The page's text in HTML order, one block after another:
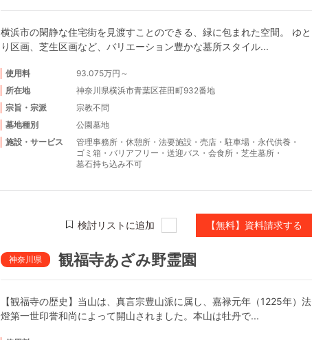
横浜市の閑静な住宅街を見渡すことのできる、緑に包まれた空間。 ゆと
り区画、芝生区画など、バリエーション豊かな墓所スタイル...
使用料
93.075万円～
所在地
神奈川県横浜市青葉区荏田町932番地
宗旨・宗派
宗教不問
墓地種別
公園墓地
施設・サービス
管理事務所 ・休憩所 ・法要施設 ・売店 ・駐車場 ・ 永代供養 ・
ゴミ箱 ・ バリアフリー ・送迎バス ・会食所 ・芝生墓所 ・
墓石持ち込み不可
検討リストに追加 【無料】資料請求する
神奈川県 観福寺あざみ野霊園
【観福寺の歴史】当山は、真言宗豊山派に属し、嘉禄元年（1225年）法
燈第一世印誉和尚によって開山されました。本山は牡丹で...